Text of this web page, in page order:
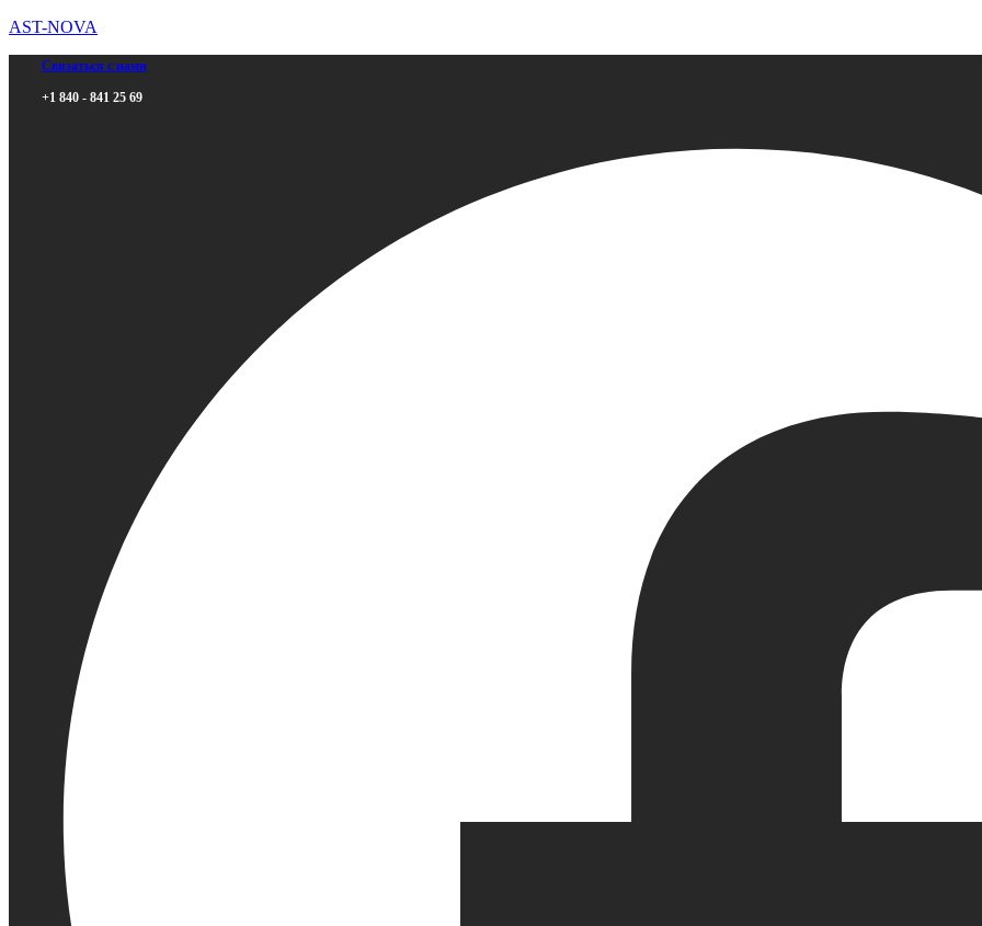
AST-NOVA
Связаться с нами
+1 840 - 841 25 69